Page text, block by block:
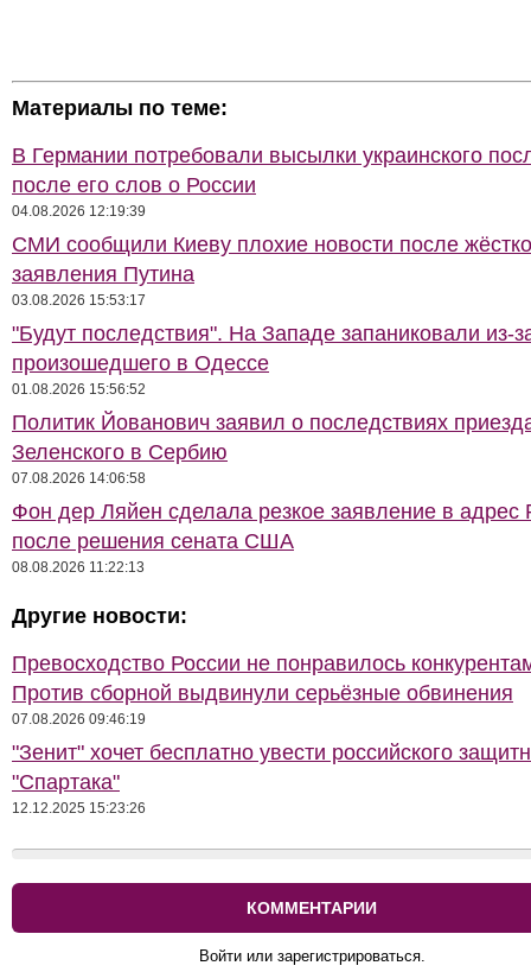
Материалы по теме:
В Германии потребовали высылки украинского
после его слов о России
04.08.2026 12:19:39
СМИ сообщили Киеву плохие новости после
заявления Путина
03.08.2026 15:53:17
"Будут последствия". На Западе запаниковали из-
произошедшего в Одессе
01.08.2026 15:56:52
Политик Йованович заявил о последствиях
Зеленского в Сербию
07.08.2026 14:06:58
Фон дер Ляйен сделала резкое заявление в адрес
после решения сената США
08.08.2026 11:22:13
Другие новости:
Превосходство России не понравилось
Против сборной выдвинули серьёзные обвинения
07.08.2026 09:46:19
"Зенит" хочет бесплатно увести российского
"Спартака"
12.12.2025 15:23:26
КОММЕНТАРИИ
Войти или зарегистрироваться.